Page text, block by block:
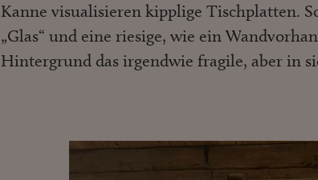
Kanne visualisieren kipplige Tischplatten.
„Glas“ und eine riesige, wie ein
Hintergrund das irgendwie fragile, aber in